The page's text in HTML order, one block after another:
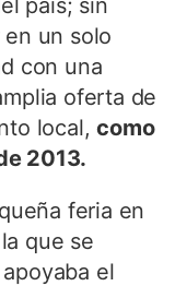
un solo
con una
oferta de
local,como
2013.
feria en
que se
el